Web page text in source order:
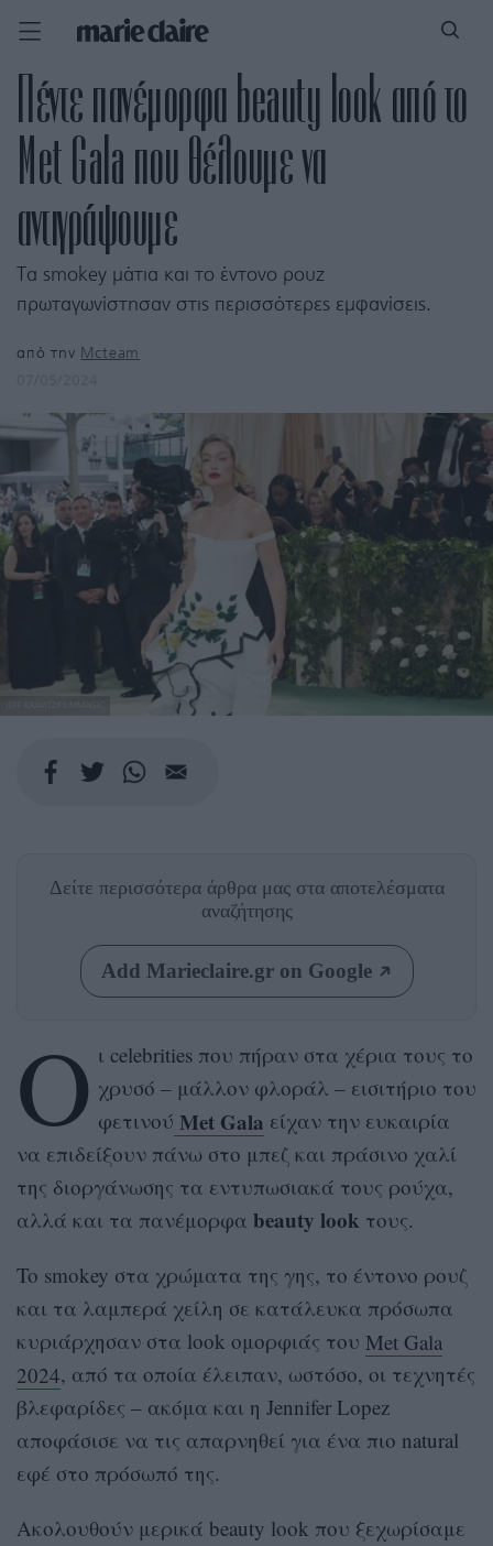
Πέντε πανέμορφα beauty look από το
Met Gala που θέλουμε να
αντιγράψουμε
Τα smokey μάτια και το έντονο ρουζ
πρωταγωνίστησαν στις περισσότερες εμφανίσεις.
από την Mcteam
JEFF KRAVITZ/FILMMAGIC
Δείτε περισσότερα άρθρα μας στα αποτελέσματα
αναζήτησης
Add Marieclaire.gr on Google
Ο ι celebrities που πήραν στα χέρια τους το
χρυσό – μάλλον φλοράλ – εισιτήριο του
φετινού Met Gala είχαν την ευκαιρία
να επιδείξουν πάνω στο μπεζ και πράσινο χαλί
της διοργάνωσης τα εντυπωσιακά τους ρούχα,
αλλά και τα πανέμορφα beauty look τους.
To smokey στα χρώματα της γης, το έντονο ρουζ
και τα λαμπερά χείλη σε κατάλευκα πρόσωπα
κυριάρχησαν στα look ομορφιάς του Met Gala
2024, από τα οποία έλειπαν, ωστόσο, οι τεχνητές
βλεφαρίδες – ακόμα και η Jennifer Lopez
αποφάσισε να τις απαρνηθεί για ένα πιο natural
εφέ στο πρόσωπό της.
Ακολουθούν μερικά beauty look που ξεχωρίσαμε